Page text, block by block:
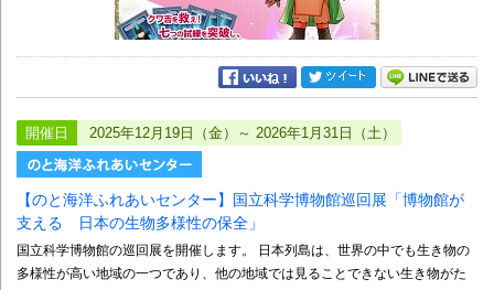
開催日 2025年12月19日（金）～ 2026年1月31日（土）
【のと海洋ふれあいセンター】国立科学博物館巡回展「博物館が
支える 日本の生物多様性の保全」
国立科学博物館の巡回展を開催します。 日本列島は、世界の中でも生き物の
多様性が高い地域の一つであり、他の地域では見ることできない生き物がた